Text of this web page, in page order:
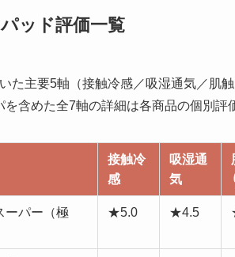
ッド評価一覧
た主要5軸（接触冷感／吸湿通気／肌
含めた全7軸の詳細は各商品の個別評
接触冷
感
吸湿通
気
ーパー（極
★5.0 ★4.5